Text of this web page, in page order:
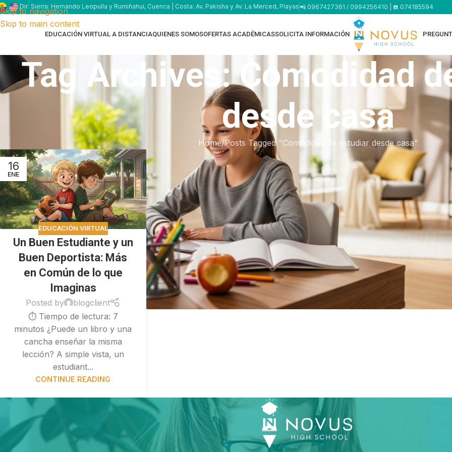
Skip to navigation
Skip to main content
Dir: Sierra: Hernando Leopulla y Rumiñahui, Cuenca | Costa: Av. Pakisha y Av. La Merced, Playas📲 0967427361 / 0994256410 | ☎️ 074185594
EDUCACIÓN VIRTUAL A DISTANCIAQUIENES SOMOSOFERTAS ACADÉMICASSOLICITA INFORMACIÓN
Tag Archives: Comodidad
desde casa
Home Posts Tagged "Comodidad de estudiar desde casa"
16
ENE
EDUCACIÓN VIRTUAL
Un Buen Estudiante y un
Buen Deportista: Más
en Común de lo que
Imaginas
Posted by
blogclient
⏱ Tiempo de lectura: 7
minutos ¿Puede un libro y una
cancha enseñar la misma
lección? A simple vista, un
estudiant...
CONTINUE READING